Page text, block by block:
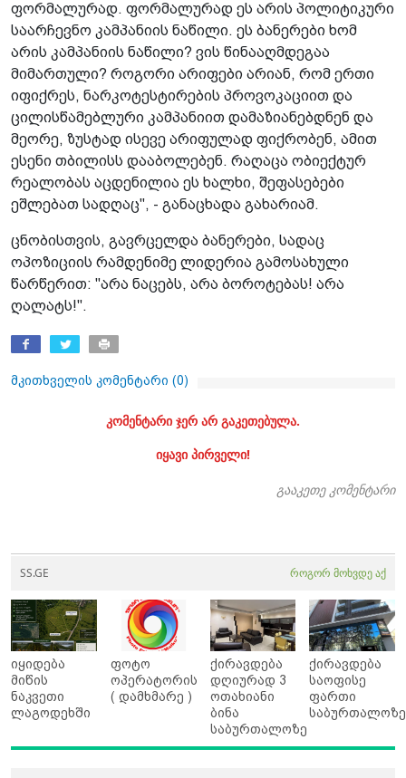
ფორმალურად. ფორმალურად ეს არის პოლიტიკური
საარჩევნო კამპანიის ნაწილი. ეს ბანერები ხომ
არის კამპანიის ნაწილი? ვის წინააღმდეგაა
მიმართული? როგორი არიფები არიან, რომ ერთი
იფიქრეს, ნარკოტესტირების პროვოკაციით და
ცილისწამებლური კამპანიით დამაზიანებდნენ და
მეორე, ზუსტად ისევე არიფულად ფიქრობენ, ამით
ესენი თბილისს დააბოლებენ. რაღაცა ობიექტურ
რეალობას აცდენილია ეს ხალხი, შეფასებები
ეშლებათ სადღაც", - განაცხადა გახარიამ.
ცნობისთვის, გავრცელდა ბანერები, სადაც
ოპოზიციის რამდენიმე ლიდერია გამოსახული
წარწერით: "არა ნაცებს, არა ბოროტებას! არა
ღალატს!".
მკითხველის კომენტარი (0)
კომენტარი ჯერ არ გაკეთებულა.
იყავი პირველი!
გააკეთე კომენტარი
SS.GE როგორ მოხვდე აქ
იყიდება
მიწის
ნაკვეთი
ლაგოდეხში
ფოტო
ოპერატორის
( დამხმარე )
ქირავდება
დღიურად 3
ოთახიანი
ბინა
საბურთალოზე
ქირავდება
საოფისე
ფართი
საბურთალოზე